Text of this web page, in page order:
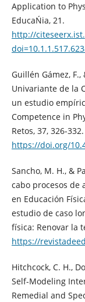
Application to
EducaŃia, 21.
http://
Guillén Gámez,
Univariante de la
un estudio
Competence in
Retos, 37, 326-332.
https://doi.org/
Sancho, M. H., &
cabo procesos de
en Educación
estudio de caso
física: Renovar la
https://
Hitchcock, C. H.,
Self-Modeling
Remedial and